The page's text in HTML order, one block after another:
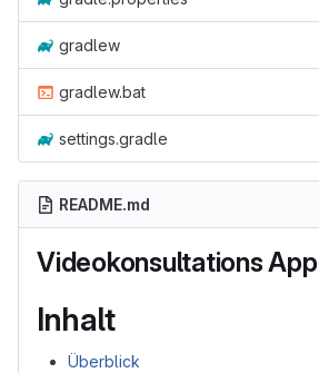
gradlew
gradlew.bat
settings.gradle
README.md
Videokonsultations App
Inhalt
Überblick